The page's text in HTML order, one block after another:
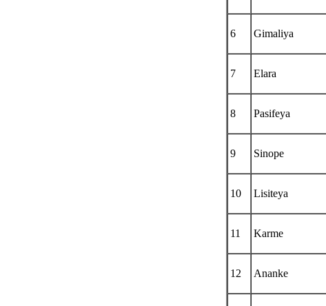
6 Gimaliya
7 Elara
8 Pasifeya
9 Sinope
10 Lisiteya
11 Karme
12 Ananke